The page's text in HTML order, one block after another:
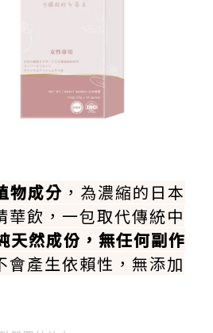
物成分 ，為濃縮的日本
華飲，一包取代傳統中
天然成份，無任何副作
會產生依賴性，無添加